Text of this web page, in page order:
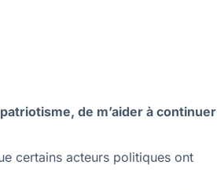
de m’aider à continuer
certains acteurs politiques ont